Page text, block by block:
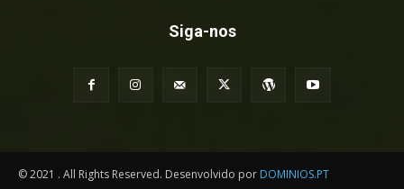
Siga-nos
© 2021 . All Rights Reserved. Desenvolvido por DOMINIOS.PT